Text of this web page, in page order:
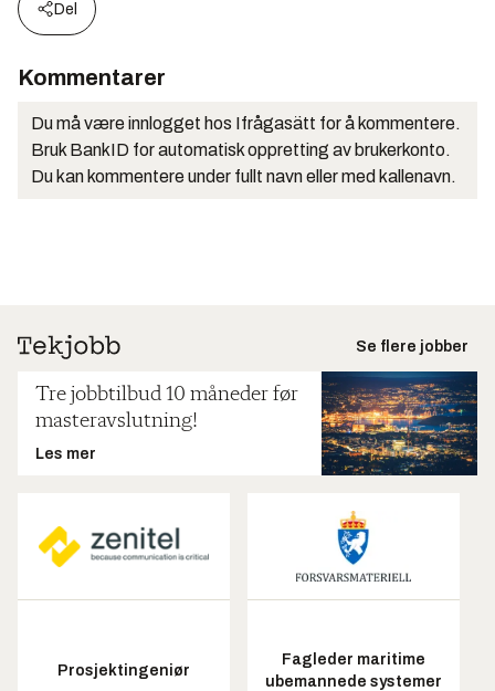
Del
Kommentarer
Du må være innlogget hos Ifrågasätt for å kommentere.
Bruk BankID for automatisk oppretting av brukerkonto.
Du kan kommentere under fullt navn eller med kallenavn.
Se flere jobber
Tre jobbtilbud 10 måneder før
masteravslutning!
Les mer
Prosjektingeniør
Fagleder maritime
ubemannede systemer